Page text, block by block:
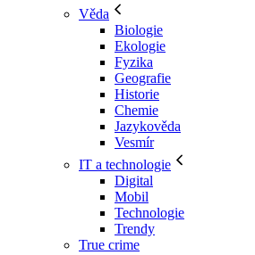
Věda
Biologie
Ekologie
Fyzika
Geografie
Historie
Chemie
Jazykověda
Vesmír
IT a technologie
Digital
Mobil
Technologie
Trendy
True crime